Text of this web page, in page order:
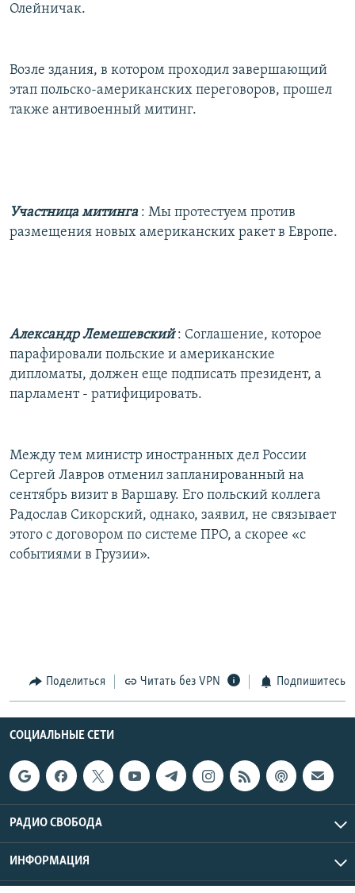
Олейничак.
Возле здания, в котором проходил завершающий
этап польско-американских переговоров, прошел
также антивоенный митинг.
Участница митинга : Мы протестуем против
размещения новых американских ракет в Европе.
Александр Лемешевский: Соглашение, которое
парафировали польские и американские
дипломаты, должен еще подписать президент, а
парламент - ратифицировать.
Между тем министр иностранных дел России
Сергей Лавров отменил запланированный на
сентябрь визит в Варшаву. Его польский коллега
Радослав Сикорский, однако, заявил, не связывает
этого с договором по системе ПРО, а скорее «с
событиями в Грузии».
Поделиться Читать без VPN Подпишитесь
СОЦИАЛЬНЫЕ СЕТИ
РАДИО СВОБОДА
ИНФОРМАЦИЯ